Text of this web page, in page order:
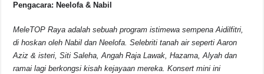
Pengacara: Neelofa & Nabil
MeleTOP Raya adalah sebuah program istimewa sempena Aidilfitri,
di hoskan oleh Nabil dan Neelofa. Selebriti tanah air seperti Aaron
Aziz & isteri, Siti Saleha, Angah Raja Lawak, Hazama, Alyah dan
ramai lagi berkongsi kisah kejayaan mereka. Konsert mini ini